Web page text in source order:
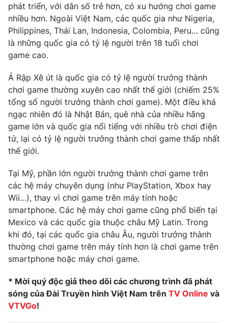
Cơ quan báo chí:Thời báo VTV
Giấy phép hoạt động báo in và báo điện tử số 483/GP-BTTTT
cấp ngày 29/12/2023
Tổng Biên tập:Vũ Thanh Thủy
Phó Tổng Biên tập:
Nguyễn Trọng Ninh
Tổng đài VTV:
024.38 355 931 - 024.38 355 932
Ðiện thoại Thời báo VTV: 024.66 897 897
Email: toasoan@vtv.vn
Liên hệ quảng cáo:024-7300.7108
thuận bằng văn bản. Ghi rõ nguồn VTV.vn khi phát hành lại
thông tin từ website này.
phát triển, với dân số trẻ hơn, có xu hướng chơi game
nhiều hơn. Ngoài Việt Nam, các quốc gia như Nigeria,
Philippines, Thái Lan, Indonesia, Colombia, Peru… cũng
là những quốc gia có tỷ lệ người trên 18 tuổi chơi
game cao.
Ả Rập Xê út là quốc gia có tỷ lệ người trưởng thành
chơi game thường xuyên cao nhất thế giới (chiếm 25%
tổng số người trưởng thành chơi game). Một điều khá
ngạc nhiên đó là Nhật Bản, quê nhà của nhiều hãng
game lớn và quốc gia nổi tiếng với nhiều trò chơi điện
tử, lại có tỷ lệ người trưởng thành chơi game thấp nhất
thế giới.
Tại Mỹ, phần lớn người trưởng thành chơi game trên
các hệ máy chuyên dụng (như PlayStation, Xbox hay
Wii…), thay vì chơi game trên máy tính hoặc
smartphone. Các hệ máy chơi game cũng phổ biến tại
Mexico và các quốc gia thuộc châu Mỹ Latin. Trong
khi đó, tại các quốc gia châu Âu, người trưởng thành
thường chơi game trên máy tính hơn là chơi game trên
smartphone hoặc máy chơi game.
* Mời quý độc giả theo dõi các chương trình đã phát
sóng của Đài Truyền hình Việt Nam trên TV Online và
VTVGo!